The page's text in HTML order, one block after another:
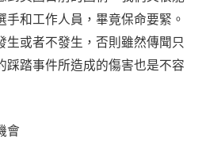
和工作人員，畢竟保命要緊。
生或者不發生，否則雖然傳聞只
踩踏事件所造成的傷害也是不容
會